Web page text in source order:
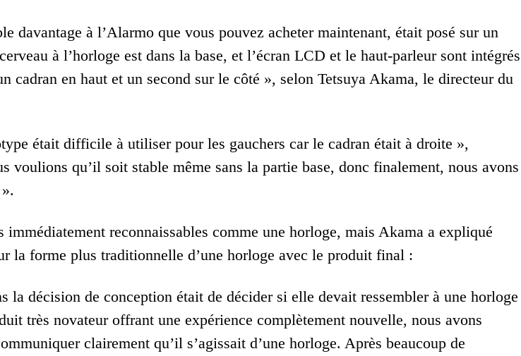
davantage à l’Alarmo que vous pouvez acheter maintenant, était posé sur un
à l’horloge est dans la base, et l’écran LCD et le haut-parleur sont intégrés
cadran en haut et un second sur le côté », selon Tetsuya Akama, le directeur du
était difficile à utiliser pour les gauchers car le cadran était à droite »,
voulions qu’il soit stable même sans la partie base, donc finalement, nous avons
immédiatement reconnaissables comme une horloge, mais Akama a expliqué
la forme plus traditionnelle d’une horloge avec le produit final :
la décision de conception était de décider si elle devait ressembler à une horloge
très novateur offrant une expérience complètement nouvelle, nous avons
clairement qu’il s’agissait d’une horloge. Après beaucoup de